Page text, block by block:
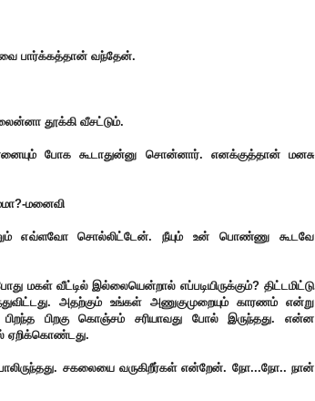
பார்க்கத்தான் வந்தேன்.
தூக்கி வீசட்டும்.
போக கூடாதுன்னு சொன்னார். எனக்குத்தான் மனசு
மனைவி
எவ்ளவோ சொல்லிட்டேன். நீயும் உன் பொண்ணு கூடவே
மகள் வீட்டில் இல்லையென்றால் எப்படியிருக்கும்? திட்டமிட்டு
அதற்கும் உங்கள் அணுகுமுறையும் காரணம் என்று
பிறகு கொஞ்சம் சரியாவது போல் இருந்தது. என்ன
ஏறிக்கொண்டது.
சகலையை வருகிறீர்கள் என்றேன். நோ...நோ.. நான்